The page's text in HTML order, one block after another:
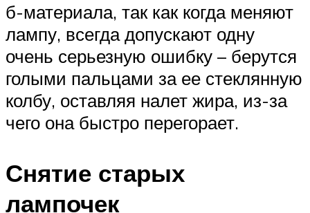
б-материала, так как когда меняют
лампу, всегда допускают одну
очень серьезную ошибку – берутся
голыми пальцами за ее стеклянную
колбу, оставляя налет жира, из-за
чего она быстро перегорает.
Снятие старых
лампочек